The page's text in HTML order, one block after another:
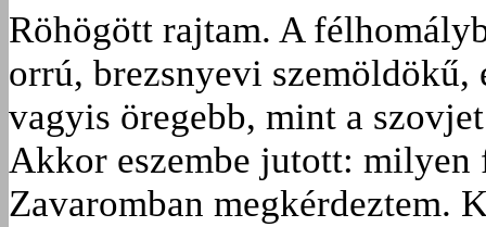
Röhögött rajtam. A
orrú, brezsnyevi szemöldökű,
vagyis öregebb, mint a
Akkor eszembe jutott: milyen
Zavaromban megkérdeztem.